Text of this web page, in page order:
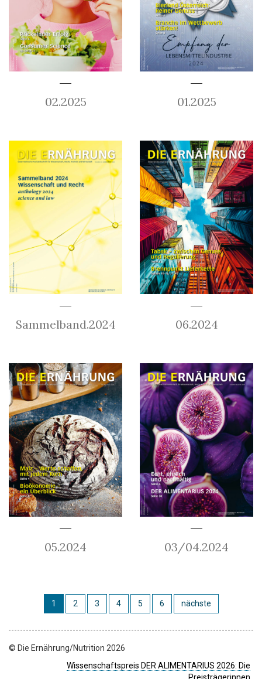
02.2025 01.2025
Sammelband.2024 06.2024
05.2024 03/04.2024
1 2 3 4 5 6 nächste
© Die Ernährung/Nutrition 2026
Wissenschaftspreis DER ALIMENTARIUS 2026: Die
Preisträgerinnen